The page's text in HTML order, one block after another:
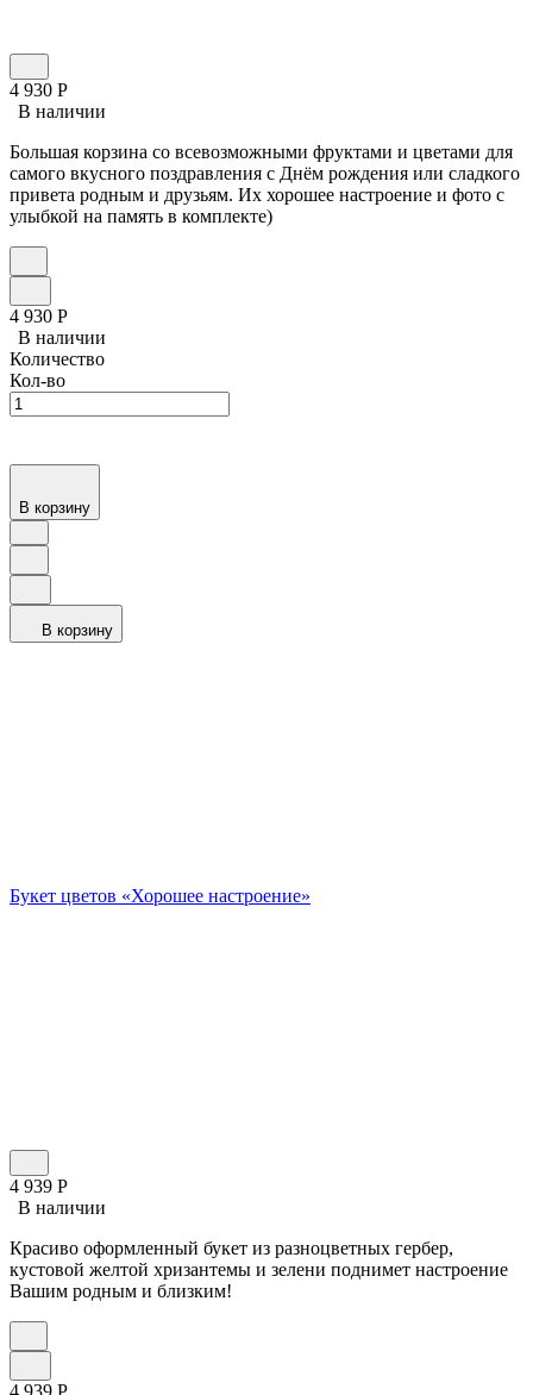
4 930 Р
В наличии
Большая корзина со всевозможными фруктами и цветами для
самого вкусного поздравления с Днём рождения или сладкого
привета родным и друзьям. Их хорошее настроение и фото с
улыбкой на память в комплекте)
4 930 Р
В наличии
Количество
Кол-во
В корзину
В корзину
Букет цветов «Хорошее настроение»
4 939 Р
В наличии
Красиво оформленный букет из разноцветных гербер,
кустовой желтой хризантемы и зелени поднимет настроение
Вашим родным и близким!
4 939 Р